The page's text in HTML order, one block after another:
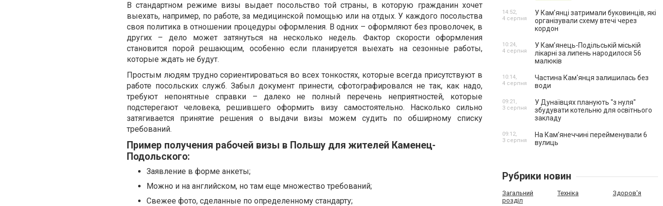
В стандартном режиме визы выдает посольство той страны, в которую гражданин хочет
выехать, например, по работе, за медицинской помощью или на отдых. У каждого посольства
своя политика в отношении процедуры оформления. В одних – оформляют без проволочек, в
других – дело может затянуться на несколько недель. Фактор скорости оформления
становится порой решающим, особенно если планируется выехать на сезонные работы,
которые ждать не будут.
Простым людям трудно сориентироваться во всех тонкостях, которые всегда присутствуют в
работе посольских служб. Забыл документ принести, сфотографировался не так, как надо,
требуют непонятные справки – далеко не полный перечень неприятностей, которые
подстерегают человека, решившего оформить визу самостоятельно. Насколько сильно
затягивается принятие решения о выдачи визы можем судить по обширному списку
требований.
Пример получения рабочей визы в Польшу для жителей Каменец-
Подольского:
Заявление в форме анкеты;
Можно и на английском, но там еще множество требований;
Свежее фото, сделанные по определенному стандарту;
У Кам’янці затримали буковинців, які
організували схему втечі через
кордон
14:52,
4 серпня
У Кам’янець-Подільській міській
лікарні за липень народилося 56
малюків
10:24,
4 серпня
Частина Кам'янця залишилась без
води
10:14,
4 серпня
У Дунаївцях планують "з нуля"
збудувати котельню для освітнього
закладу
09:21,
3 серпня
На Камʼянеччині перейменували 6
вулиць
09:12,
3 серпня
Рубрики новин
Загальний
розділ
Техніка Здоров'я